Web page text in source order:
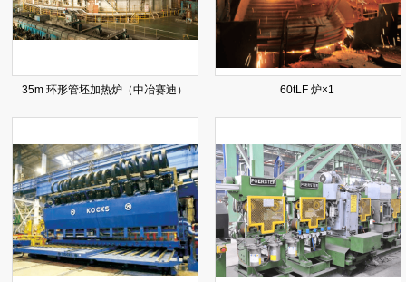
35m 环形管坯加热炉（中冶赛迪） 60tLF 炉×1